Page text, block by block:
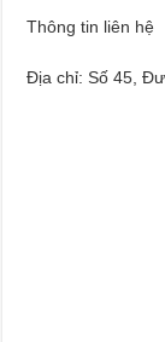
Thông tin liên hệ
Địa chỉ: Số 45,